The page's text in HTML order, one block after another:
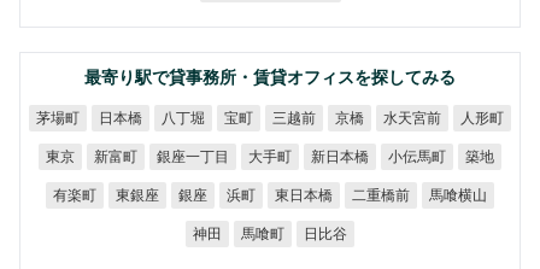
最寄り駅で貸事務所・賃貸オフィスを探してみる
茅場町 日本橋 八丁堀 宝町 三越前 京橋 水天宮前 人形町
東京 新富町 銀座一丁目 大手町 新日本橋 小伝馬町 築地
有楽町 東銀座 銀座 浜町 東日本橋 二重橋前 馬喰横山
神田 馬喰町 日比谷